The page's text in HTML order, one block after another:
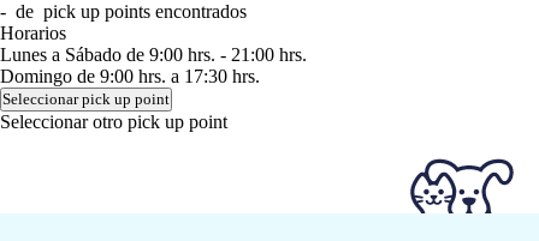
- de pick up points encontrados
Horarios
Lunes a Sábado de 9:00 hrs. - 21:00 hrs.
Domingo de 9:00 hrs. a 17:30 hrs.
Seleccionar pick up point
Seleccionar otro pick up point